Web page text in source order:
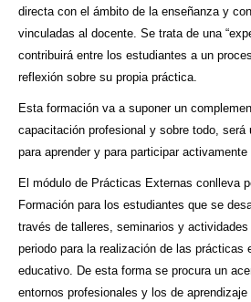
directa con el ámbito de la enseñanza y
vinculadas al docente. Se trata de una
contribuirá entre los estudiantes a un
reflexión sobre su propia práctica.
Esta formación va a suponer un
capacitación profesional y sobre todo, será
para aprender y para participar
El módulo de Prácticas Externas conlleva
Formación para los estudiantes que se
través de talleres, seminarios y
periodo para la realización de las prácticas
educativo. De esta forma se procura un
entornos profesionales y los de aprendizaje